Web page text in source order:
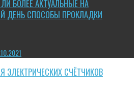
БОЛЕЕ АКТУАЛЬНЫЕ НА
ДЕНЬ СПОСОБЫ ПРОКЛАДКИ
СЧЁТЧИКОВ